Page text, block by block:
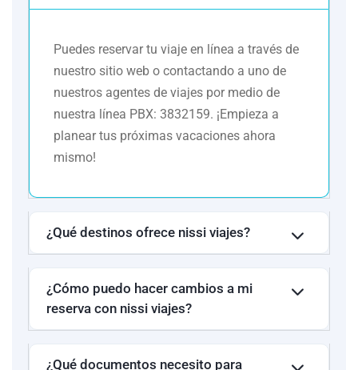
Relacionamos los hoteles utilizados con mayor frecuencia en
este circuito. Esto a manera informativa, indicando también que
el pasajero puede ser alojado en establecimientos similares o
alternativos en la misma categoría.
Puedes reservar tu viaje en línea a través de
nuestro sitio web o contactando a uno de
nuestros agentes de viajes por medio de
nuestra línea PBX: 3832159. ¡Empieza a
planear tus próximas vacaciones ahora
mismo!
¿Qué destinos ofrece nissi viajes?
¿Cómo puedo hacer cambios a mi
reserva con nissi viajes?
¿Qué documentos necesito para